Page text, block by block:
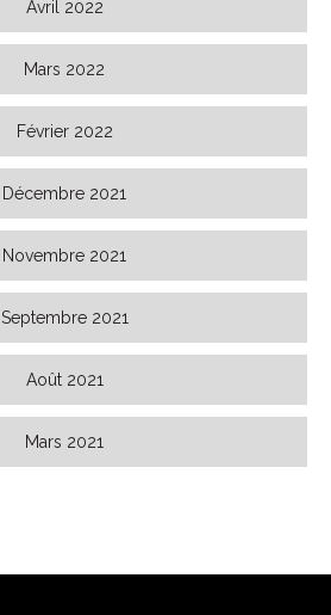
Avril 2022
Mars 2022
Février 2022
Décembre 2021
Novembre 2021
Septembre 2021
Août 2021
Mars 2021